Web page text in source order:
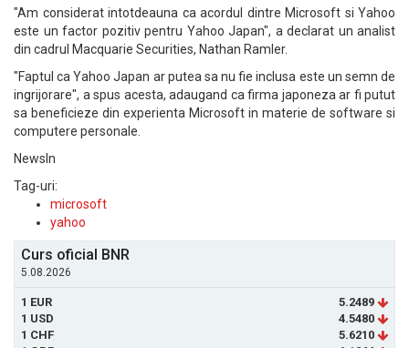
"Am considerat intotdeauna ca acordul dintre Microsoft si Yahoo
este un factor pozitiv pentru Yahoo Japan", a declarat un analist
din cadrul Macquarie Securities, Nathan Ramler.
"Faptul ca Yahoo Japan ar putea sa nu fie inclusa este un semn de
ingrijorare", a spus acesta, adaugand ca firma japoneza ar fi putut
sa beneficieze din experienta Microsoft in materie de software si
computere personale.
NewsIn
Tag-uri:
microsoft
yahoo
Curs oficial BNR
5.08.2026
1 EUR
5.2489
1 USD
4.5480
1 CHF
5.6210